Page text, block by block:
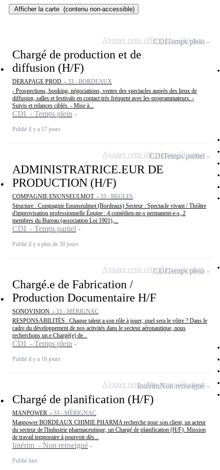
Afficher la carte (contenu non-accessible)
Chargé de production et de
diffusion (H/F)
DERAPAGE PROD - 33 - BORDEAUX
- Prospections, booking, négociations, ventes des spectacles auprès des lieux de
diffusion, salles et festivals en contact très fréquent avec les programmateurs. -
Suivis et relances ciblés. - Mise à...
CDI - Temps plein
Publié il y a 17 jours
CDITemps plein
Ajouter cette offre à ma sélection
ADMINISTRATRICE.EUR DE
PRODUCTION (H/F)
COMPAGNIE ENUNSEULMOT - 33 - BEGLES
Structure : Compagnie Enunseulmot (Bordeaux) Secteur : Spectacle vivant / Théâtre
d'improvisation professionnelle Équipe : 4 comédien-ne-s permanent-e-s, 2
membres du Bureau (association Loi 1901),...
CDI - Temps partiel
Publié il y a plus de 30 jours
CDITemps partiel
Ajouter cette offre à ma sélection
Chargé.e de Fabrication /
Production Documentaire H/F
SONOVISION - 33 - MÉRIGNAC
RESPONSABILITÉS : Chaque talent a son rôle à jouer, quel sera le vôtre ? Dans le
cadre du développement de nos activités dans le secteur aéronautique, nous
recherchons un.e Chargé(e) de...
CDI - Temps plein
Publié il y a 16 jours
CDITemps plein
Ajouter cette offre à ma sélection
Chargé de planification (H/F)
MANPOWER - 33 - MÉRIGNAC
Manpower BORDEAUX CHIMIE PHARMA recherche pour son client, un acteur
du secteur de l'Industrie pharmaceutique, un Chargé de planification (H/F). Mission
de travail temporaire à pourvoir dès...
Intérim - Non renseigné
Publié hier
IntérimNon renseigné
Ajouter cette offre à ma sélection